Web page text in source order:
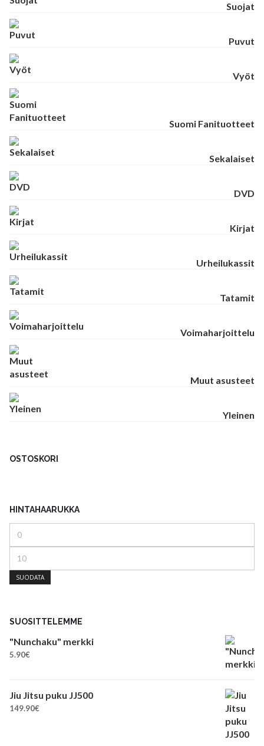
Suojat
Puvut
Vyöt
Suomi Fanituotteet
Sekalaiset
DVD
Kirjat
Urheilukassit
Tatamit
Voimaharjoittelu
Muut asusteet
Yleinen
OSTOSKORI
HINTAHAARUKKA
SUODATA
SUOSITTELEMME
"Nunchaku" merkki
5.90€
Jiu Jitsu puku JJ500
149.90€